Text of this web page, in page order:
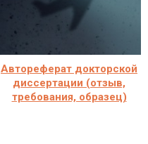
Автореферат докторской
диссертации (отзыв,
требования, образец)